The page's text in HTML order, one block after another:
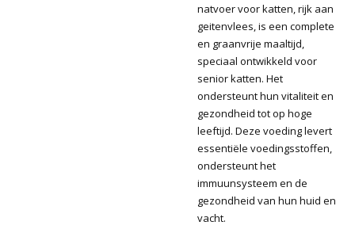
natvoer voor katten, rijk aan
geitenvlees, is een complete
en graanvrije maaltijd,
speciaal ontwikkeld voor
senior katten. Het
ondersteunt hun vitaliteit en
gezondheid tot op hoge
leeftijd. Deze voeding levert
essentiële voedingsstoffen,
ondersteunt het
immuunsysteem en de
gezondheid van hun huid en
vacht.